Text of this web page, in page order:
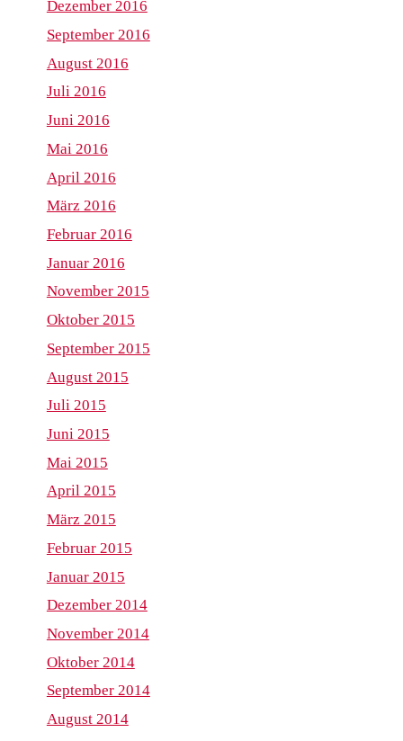
Dezember 2016
September 2016
August 2016
Juli 2016
Juni 2016
Mai 2016
April 2016
März 2016
Februar 2016
Januar 2016
November 2015
Oktober 2015
September 2015
August 2015
Juli 2015
Juni 2015
Mai 2015
April 2015
März 2015
Februar 2015
Januar 2015
Dezember 2014
November 2014
Oktober 2014
September 2014
August 2014